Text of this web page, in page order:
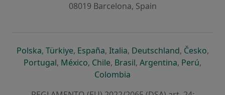
08019 Barcelona, Spain
Polskase abre en una nueva pestaña
, Türkiyese abre en una nueva pestaña
, Españase abre en una nueva pestaña
, Italiase abre en una nueva
, Deutschlandse abre en
, Českose
,
Portugalse abre en una nueva pestaña
, Méxicose abre en una nueva pestaña
, Chilese abre en una nueva pestaña
, Brasilse abre en una nueva
, Argentinase abre en
, Perúse
,
Colombia